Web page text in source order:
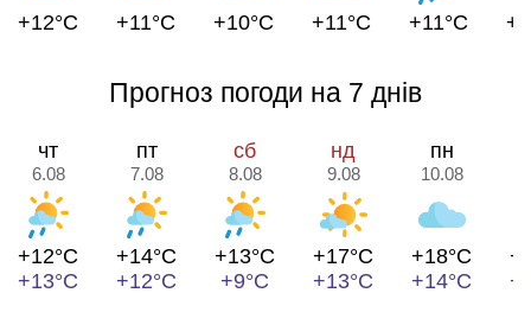
+12°C +11°C +10°C +11°C +11°C
Прогноз погоди на 7 днів
чт
6.08
+12°C
+13°C
пт
7.08
+14°C
+12°C
сб
8.08
+13°C
+9°C
нд
9.08
+17°C
+13°C
пн
10.08
+18°C
+14°C